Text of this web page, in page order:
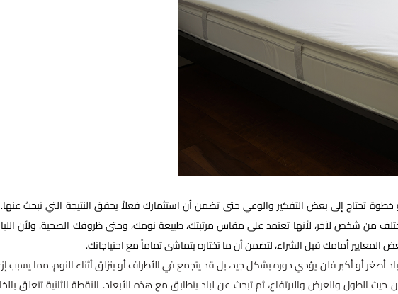
خطوة تحتاج إلى بعض التفكير والوعي حتى تضمن أن استثمارك فعلاً يحقق النتيجة التي تبحث
من شخص لآخر، لأنها تعتمد على مقاس مرتبتك، طبيعة نومك، وحتى ظروفك الصحية. ولأن
أمامك قبل الشراء، لتضمن أن ما تختاره يتماشى تماماً مع احتياجاتك.
أصغر أو أكبر فلن يؤدي دوره بشكل جيد، بل قد يتجمع في الأطراف أو ينزلق أثناء النوم، مما يسبب
الطول والعرض والارتفاع، ثم تبحث عن لباد يتطابق مع هذه الأبعاد. النقطة الثانية تتعلق